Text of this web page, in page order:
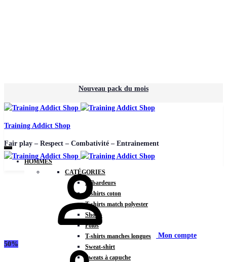
Nouveau pack du mois
Training Addict Shop
Fair play – Respect – Combativité – Entrainement
HOMMES
CATÉGORIES
Débardeurs
T-shirts coton
T-shirts match polyester
Shorts
Polos
T-shirts manches longues
Sweat-shirt
Sweats à capuche
Mon compte
50%